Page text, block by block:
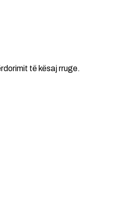
të kësaj rruge.